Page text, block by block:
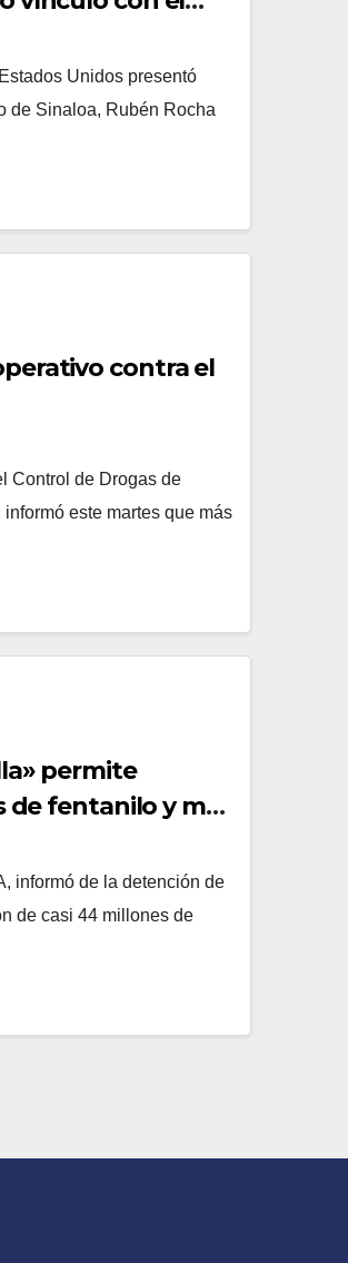
Unidos presentó
de Sinaloa, Rubén Rocha
contra el
Control de Drogas de
este martes que más
permite
fentanilo y más
informó de la detención de
de casi 44 millones de